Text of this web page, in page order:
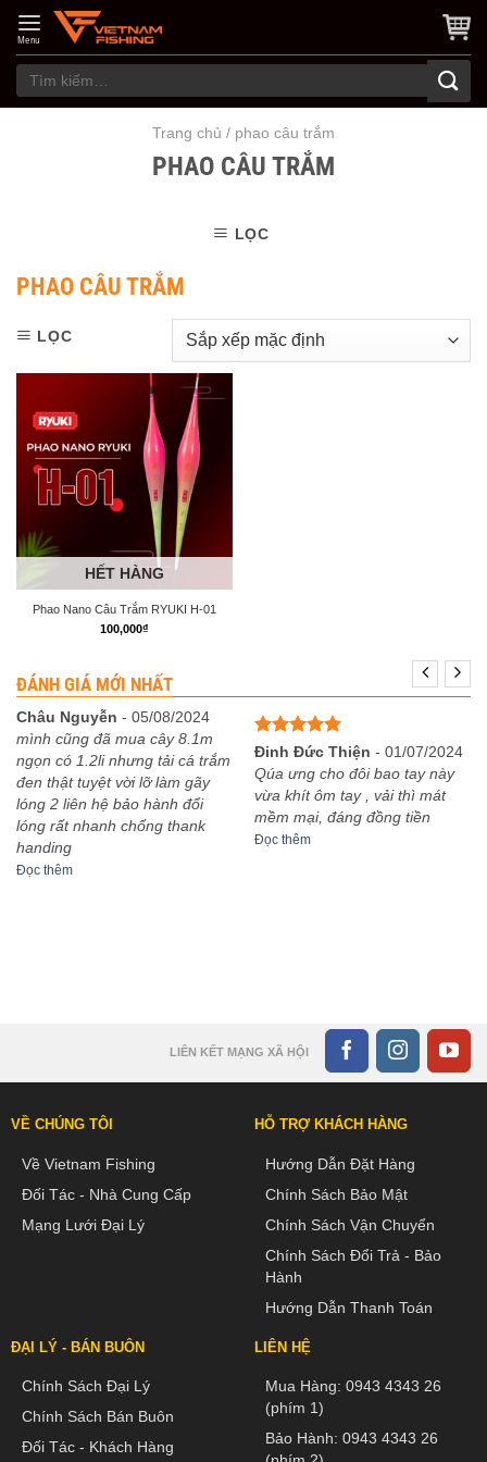
content
Menu
Tìm
kiếm:
Trang chủ / phao câu trắm
PHAO CÂU TRẮM
LỌC
PHAO CÂU TRẮM
LỌC
HẾT HÀNG
Phao Nano Câu Trắm RYUKI H-01
100,000₫
ĐÁNH GIÁ MỚI NHẤT
Châu Nguyễn - 05/08/2024
mình cũng đã mua cây 8.1m
ngọn có 1.2li nhưng tải cá trắm
đen thật tuyệt vời lỡ làm gãy
lóng 2 liên hệ bảo hành đổi
lóng rất nhanh chống thank
handing
Đọc thêm
Được xếp
hạng
sao
Đinh Đức Thiện - 01/07/2024
Qúa ưng cho đôi bao tay này
vừa khít ôm tay , vải thì mát
mềm mại, đáng đồng tiền
Đọc thêm
LIÊN KẾT MẠNG XÃ HỘI
VỀ CHÚNG TÔI
Về Vietnam Fishing
Đối Tác - Nhà Cung Cấp
Mạng Lưới Đại Lý
HỖ TRỢ KHÁCH HÀNG
Hướng Dẫn Đặt Hàng
Chính Sách Bảo Mật
Chính Sách Vận Chuyển
Chính Sách Đổi Trả - Bảo
Hành
Hướng Dẫn Thanh Toán
ĐẠI LÝ - BÁN BUÔN
Chính Sách Đại Lý
Chính Sách Bán Buôn
Đối Tác - Khách Hàng
LIÊN HỆ
Mua Hàng: 0943 4343 26
(phím 1)
Bảo Hành: 0943 4343 26